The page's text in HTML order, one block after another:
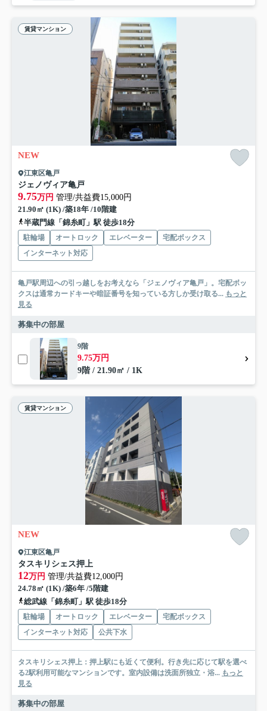
賃貸マンション
NEW
江東区亀戸
ジェノヴィア亀戸
9.75万円 管理/共益費15,000円
21.90㎡ (1K) /築18年 /10階建
半蔵門線「錦糸町」駅 徒歩18分
駐輪場 オートロック エレベーター
宅配ボックス
インターネット対応
亀戸駅周辺への引っ越しをお考えなら「ジェノヴィア亀戸」。宅配ボッ
クスは通常カードキーや暗証番号を知っている方しか受け取る... もっと
見る
募集中の部屋
9階
9.75万円
9階 / 21.90㎡ / 1K
賃貸マンション
NEW
江東区亀戸
タスキリシェス押上
12万円 管理/共益費12,000円
24.78㎡ (1K) /築6年 /5階建
総武線「錦糸町」駅 徒歩18分
駐輪場 オートロック エレベーター
宅配ボックス
インターネット対応
公共下水
タスキリシェス押上：押上駅にも近くて便利。行き先に応じて駅を選べ
る2駅利用可能なマンションです。室内設備は洗面所独立・浴... もっと
見る
募集中の部屋